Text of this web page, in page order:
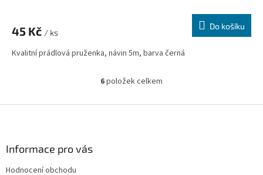
45 Kč / ks
Do košíku
Kvalitní prádlová pruženka, návin 5m, barva černá
O
l
6položek celkem
Informace pro vás
Hodnocení obchodu